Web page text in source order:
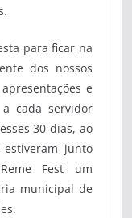
para ficar na
dos nossos
e
a cada servidor
30 dias, ao
junto
Fest um
municipal de